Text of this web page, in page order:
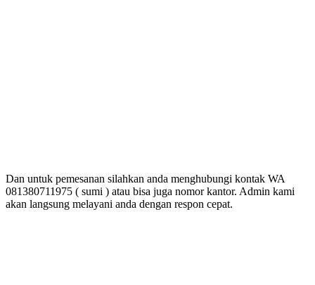
Dan untuk pemesanan silahkan anda menghubungi kontak WA
081380711975 ( sumi ) atau bisa juga nomor kantor. Admin kami
akan langsung melayani anda dengan respon cepat.